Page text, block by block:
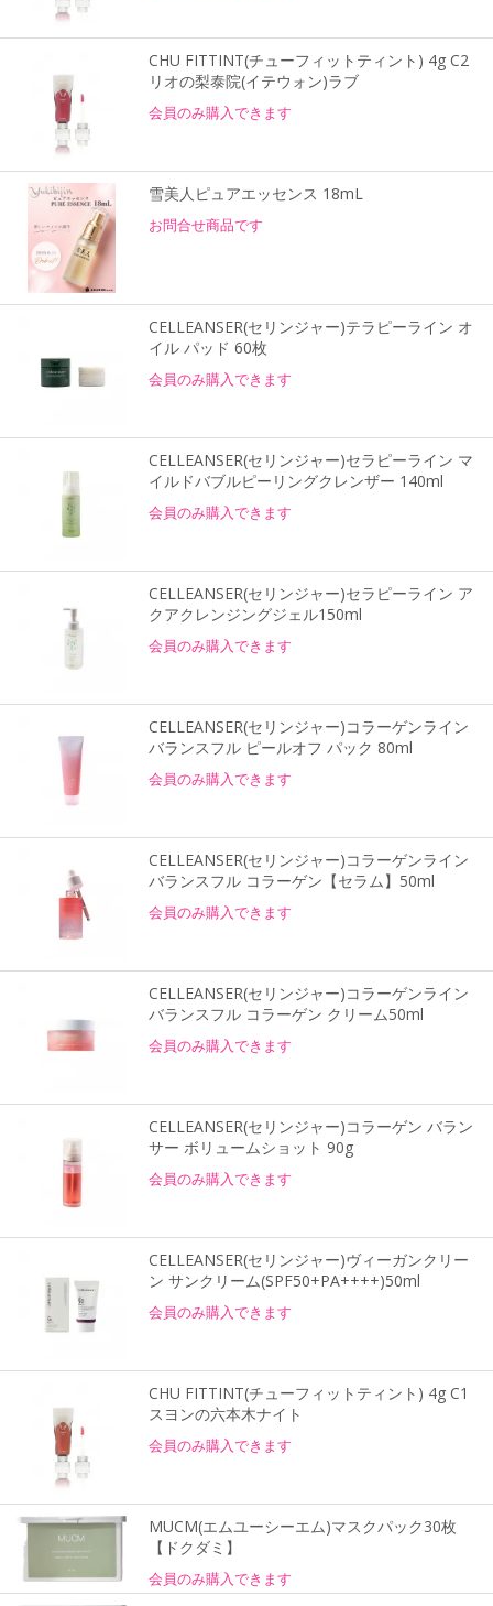
CHU FITTINT(チューフィットティント) 4g C2
リオの梨泰院(イテウォン)ラブ
会員のみ購入できます
雪美人ピュアエッセンス 18mL
お問合せ商品です
CELLEANSER(セリンジャー)テラピーライン オ
イル パッド 60枚
会員のみ購入できます
CELLEANSER(セリンジャー)セラピーライン マ
イルドバブルピーリングクレンザー 140ml
会員のみ購入できます
CELLEANSER(セリンジャー)セラピーライン ア
クアクレンジングジェル150ml
会員のみ購入できます
CELLEANSER(セリンジャー)コラーゲンライン
バランスフル ピールオフ パック 80ml
会員のみ購入できます
CELLEANSER(セリンジャー)コラーゲンライン
バランスフル コラーゲン【セラム】50ml
会員のみ購入できます
CELLEANSER(セリンジャー)コラーゲンライン
バランスフル コラーゲン クリーム50ml
会員のみ購入できます
CELLEANSER(セリンジャー)コラーゲン バラン
サー ボリュームショット 90g
会員のみ購入できます
CELLEANSER(セリンジャー)ヴィーガンクリー
ン サンクリーム(SPF50+PA++++)50ml
会員のみ購入できます
CHU FITTINT(チューフィットティント) 4g C1
スヨンの六本木ナイト
会員のみ購入できます
MUCM(エムユーシーエム)マスクパック30枚
【ドクダミ】
会員のみ購入できます